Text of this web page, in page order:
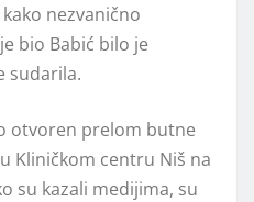
nezvanično
bio Babić bilo je
sudarila.
otvoren prelom butne
Kliničkom centru Niš na
su kazali medijima, su